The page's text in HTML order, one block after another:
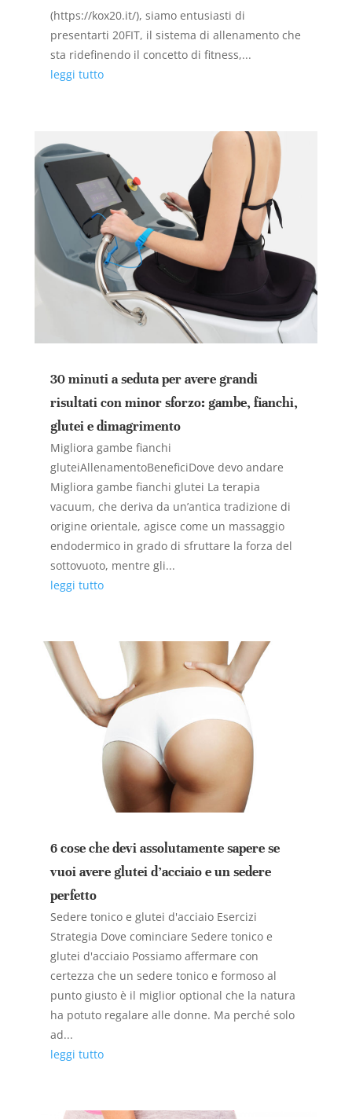
(https://kox20.it/), siamo entusiasti di
presentarti 20FIT, il sistema di allenamento che
sta ridefinendo il concetto di fitness,...
leggi tutto
30 minuti a seduta per avere grandi
risultati con minor sforzo: gambe, fianchi,
glutei e dimagrimento
Migliora gambe fianchi
gluteiAllenamentoBeneficiDove devo andare
Migliora gambe fianchi glutei La terapia
vacuum, che deriva da un’antica tradizione di
origine orientale, agisce come un massaggio
endodermico in grado di sfruttare la forza del
sottovuoto, mentre gli...
leggi tutto
6 cose che devi assolutamente sapere se
vuoi avere glutei d’acciaio e un sedere
perfetto
Sedere tonico e glutei d'acciaio Esercizi
Strategia Dove cominciare Sedere tonico e
glutei d'acciaio Possiamo affermare con
certezza che un sedere tonico e formoso al
punto giusto è il miglior optional che la natura
ha potuto regalare alle donne. Ma perché solo
ad...
leggi tutto